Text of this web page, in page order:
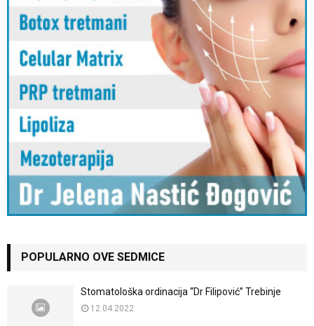
POPULARNO OVE SEDMICE
Stomatološka ordinacija “Dr Filipović” Trebinje
12.04.2022